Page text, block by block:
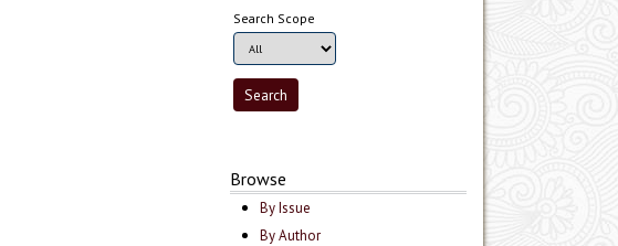
Search Scope
Browse
By Issue
By Author